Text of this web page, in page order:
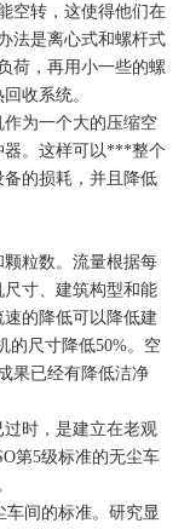
空转，这使得他们在
法是离心式和螺杆式
荷，再用小一些的螺
收系统。
为一个大的压缩空
器。这样可以***整个
的损耗，并且降低
粒数。流量根据每
寸、建筑构型和能
的降低可以降低建
的尺寸降低50%。空
果已经有降低洁净
时，是建立在老观
第5级标准的无尘车
车间的标准。研究显